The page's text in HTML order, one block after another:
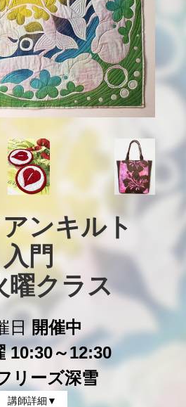
ンキルト
入門
曜クラス
日 開催中
10:30～12:30
リーズ深雪
講師詳細▼